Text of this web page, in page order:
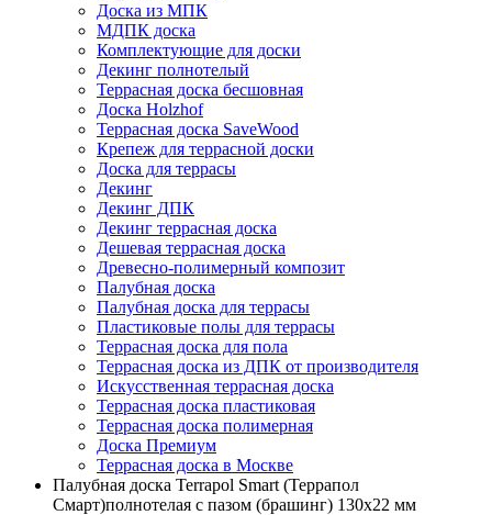
Доска из МПК
МДПК доска
Комплектующие для доски
Декинг полнотелый
Террасная доска бесшовная
Доска Holzhof
Террасная доска SaveWood
Крепеж для террасной доски
Доска для террасы
Декинг
Декинг ДПК
Декинг террасная доска
Дешевая террасная доска
Древесно-полимерный композит
Палубная доска
Палубная доска для террасы
Пластиковые полы для террасы
Террасная доска для пола
Террасная доска из ДПК от производителя
Искусственная террасная доска
Террасная доска пластиковая
Террасная доска полимерная
Доска Премиум
Террасная доска в Москве
Палубная доска Terrapol Smart (Террапол
Смарт)полнотелая с пазом (брашинг) 130х22 мм